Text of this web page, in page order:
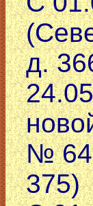
д.
№
375)